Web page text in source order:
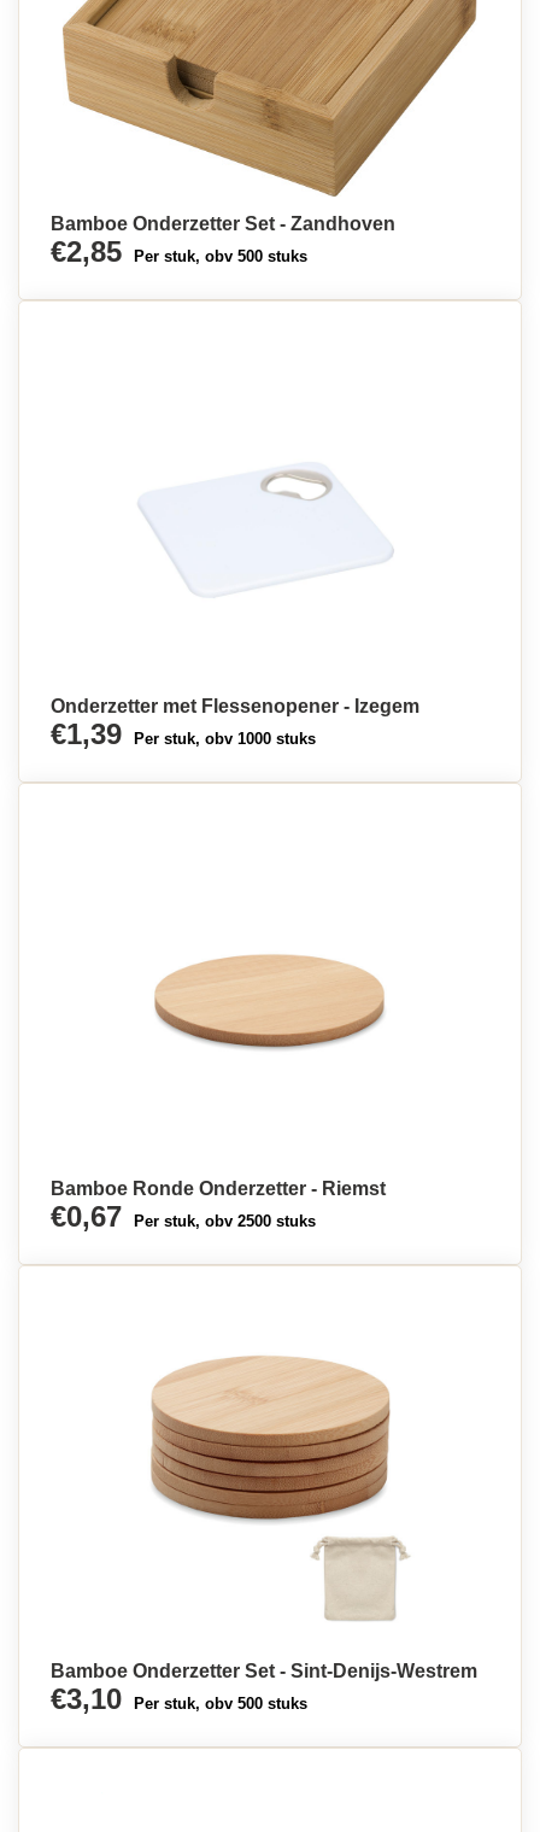
Bamboe Onderzetter Set - Zandhoven
€2,85 Per stuk, obv 500 stuks
Onderzetter met Flessenopener - Izegem
€1,39 Per stuk, obv 1000 stuks
Bamboe Ronde Onderzetter - Riemst
€0,67 Per stuk, obv 2500 stuks
Bamboe Onderzetter Set - Sint-Denijs-Westrem
€3,10 Per stuk, obv 500 stuks